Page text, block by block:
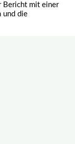
Bericht mit einer
und die